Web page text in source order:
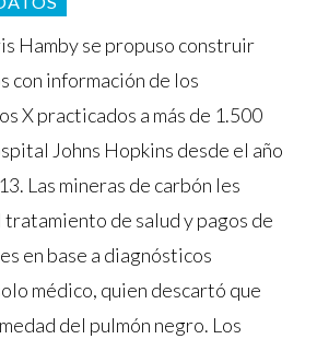
Hamby se propuso construir
con información de los
X practicados a más de 1.500
Johns Hopkins desde el año
Las mineras de carbón les
tratamiento de salud y pagos de
en base a diagnósticos
médico, quien descartó que
del pulmón negro. Los